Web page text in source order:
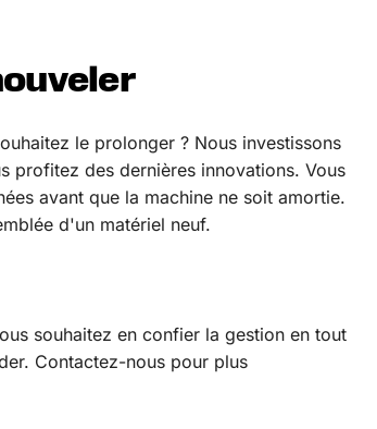
le prolonger ? Nous investissons
profitez des dernières innovations. Vous
avant que la machine ne soit amortie.
d'un matériel neuf.
souhaitez en confier la gestion en tout
Contactez-nous pour plus